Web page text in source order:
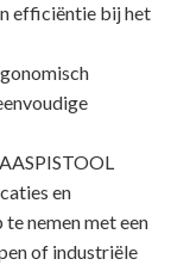
efficiëntie bij het
en
nemen met een
of industriële